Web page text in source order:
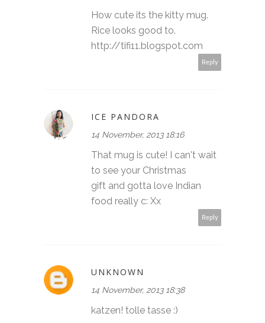
How cute its the kitty mug.
Rice looks good to.
http://tifi11.blogspot.com
Reply
ICE PANDORA
14 November, 2013 18:16
That mug is cute! I can't wait
to see your Christmas
gift and gotta love Indian
food really c: Xx
Reply
UNKNOWN
14 November, 2013 18:38
katzen! tolle tasse :)